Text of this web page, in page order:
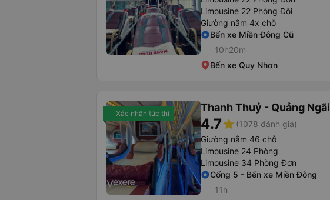
Limousine 22 Phòng Đôi
Giường nằm 4x chỗ
Bến xe Miền Đông Cũ
10h20m
Bến xe Quy Nhơn
Xác nhận tức thì Thanh Thuỷ - Quảng Ngãi
4.7star (1078 đánh giá)
Giường nằm 46 chỗ
Limousine 24 Phòng
Limousine 34 Phòng Đơn
Cổng 5 - Bến xe Miền Đông
11h